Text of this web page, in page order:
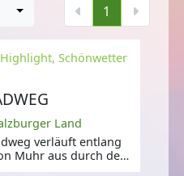
1
Schönwetter
Land
verläuft entlang
Muhr aus durch den